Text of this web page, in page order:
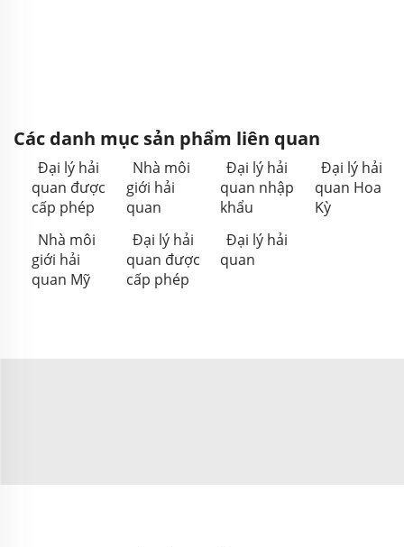
Các danh mục sản phẩm liên quan
Đại lý hải
quan được
cấp phép
Nhà môi
giới hải
quan
Đại lý hải
quan nhập
khẩu
Đại lý hải
quan Hoa
Kỳ
Nhà môi
giới hải
quan Mỹ
Đại lý hải
quan được
cấp phép
Đại lý hải
quan